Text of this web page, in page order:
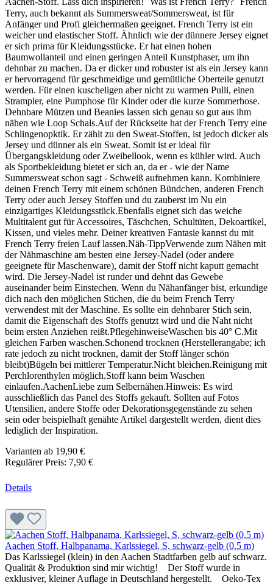
Terry, auch bekannt als Summersweat/Sommersweat, ist für
Anfänger und Profi gleichermaßen geeignet. French Terry ist ein
weicher und elastischer Stoff. Ähnlich wie der dünnere Jersey eignet
er sich prima für Kleidungsstücke. Er hat einen hohen
Baumwollanteil und einen geringen Anteil Kunstphaser, um ihn
dehnbar zu machen. Da er dicker und robuster ist als ein Jersey kann
er hervorragend für geschmeidige und gemütliche Oberteile genutzt
werden. Für einen kuscheligen aber nicht zu warmen Pulli, einen
Strampler, eine Pumphose für Kinder oder die kurze Sommerhose.
Dehnbare Mützen und Beanies lassen sich genau so gut aus ihm
nähen wie Loop Schals.Auf der Rückseite hat der French Terry eine
Schlingenopktik. Er zählt zu den Sweat-Stoffen, ist jedoch dicker als
Jersey und dünner als ein Sweat. Somit ist er ideal für
Übergangskleidung oder Zweibellook, wenn es kühler wird. Auch
als Sportbekleidung bietet er sich an, da er - wie der Name
Summersweat schon sagt - Schweiß aufnehmen kann. Kombiniere
deinen French Terry mit einem schönen Bündchen, anderen French
Terry oder auch Jersey Stoffen und du zauberst im Nu ein
einzigartiges Kleidungsstück.Ebenfalls eignet sich das weiche
Multitalent gut für Accessoires, Täschchen, Schultüten, Dekoartikel,
Kissen, und vieles mehr. Deiner kreativen Fantasie kannst du mit
French Terry freien Lauf lassen.Näh-TippVerwende zum Nähen mit
der Nähmaschine am besten eine Jersey-Nadel (oder andere
geeignete für Maschenware), damit der Stoff nicht kaputt gemacht
wird. Die Jersey-Nadel ist runder und dehnt das Gewebe
auseinander beim Einstechen. Wenn du Nähanfänger bist, erkundige
dich nach den möglichen Stichen, die du beim French Terry
verwendest mit der Maschine. Es sollte ein dehnbarer Stich sein,
damit die Eigenschaft des Stoffs genutzt wird und die Naht nicht
beim ersten Anziehen reißt.PflegehinweiseWaschen bis 40° C.Mit
gleichen Farben waschen.Schonend trocknen (Herstellerangabe; ich
rate jedoch zu nicht trocknen, damit der Stoff länger schön
bleibt)Bügeln bei mittlerer Temperatur.Nicht bleichen.Reinigung mit
Perchlorenthylen möglich.Stoff kann beim Waschen
einlaufen.AachenLiebe zum Selbernähen.Hinweis: Es wird
ausschließlich das Panel des Stoffs gekauft. Sollten auf Fotos
Utensilien, andere Stoffe oder Dekorationsgegenstände zu sehen
sein oder beispielhaft genähte Artikel dargestellt werden, dient dies
lediglich der Inspiration.
Varianten ab 19,90 €
Regulärer Preis: 7,90 €
Details
Aachen Stoff, Halbpanama, Karlssiegel, S, schwarz-gelb (0,5 m)
Das Karlssiegel (klein) in den Aachen Stadtfarben gelb auf schwarz.
Qualität & Produktion sind mir wichtig! Der Stoff wurde in
exklusiver, kleiner Auflage in Deutschland hergestellt. Oeko-Tex